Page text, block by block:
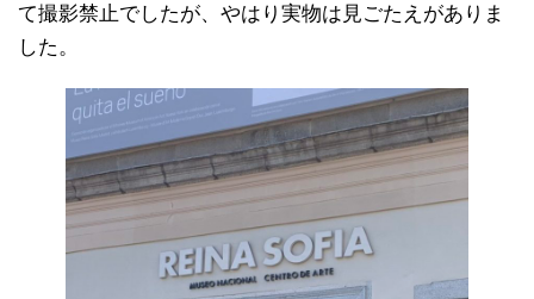
て撮影禁止でしたが、やはり実物は見ごたえがありま
した。